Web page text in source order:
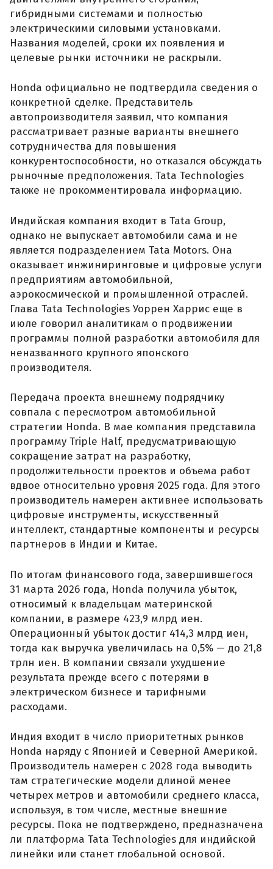
гибридными системами и полностью
электрическими силовыми установками.
Названия моделей, сроки их появления и
целевые рынки источники не раскрыли.
Honda официально не подтвердила сведения о
конкретной сделке. Представитель
автопроизводителя заявил, что компания
рассматривает разные варианты внешнего
сотрудничества для повышения
конкурентоспособности, но отказался обсуждать
рыночные предположения. Tata Technologies
также не прокомментировала информацию.
Индийская компания входит в Tata Group,
однако не выпускает автомобили сама и не
является подразделением Tata Motors. Она
оказывает инжиниринговые и цифровые услуги
предприятиям автомобильной,
аэрокосмической и промышленной отраслей.
Глава Tata Technologies Уоррен Харрис еще в
июле говорил аналитикам о продвижении
программы полной разработки автомобиля для
неназванного крупного японского
производителя.
Передача проекта внешнему подрядчику
совпала с пересмотром автомобильной
стратегии Honda. В мае компания представила
программу Triple Half, предусматривающую
сокращение затрат на разработку,
продолжительности проектов и объема работ
вдвое относительно уровня 2025 года. Для этого
производитель намерен активнее использовать
цифровые инструменты, искусственный
интеллект, стандартные компоненты и ресурсы
партнеров в Индии и Китае.
По итогам финансового года, завершившегося
31 марта 2026 года, Honda получила убыток,
относимый к владельцам материнской
компании, в размере 423,9 млрд иен.
Операционный убыток достиг 414,3 млрд иен,
тогда как выручка увеличилась на 0,5% — до 21,8
трлн иен. В компании связали ухудшение
результата прежде всего с потерями в
электрическом бизнесе и тарифными
расходами.
Индия входит в число приоритетных рынков
Honda наряду с Японией и Северной Америкой.
Производитель намерен с 2028 года выводить
там стратегические модели длиной менее
четырех метров и автомобили среднего класса,
используя, в том числе, местные внешние
ресурсы. Пока не подтверждено, предназначена
ли платформа Tata Technologies для индийской
линейки или станет глобальной основой.